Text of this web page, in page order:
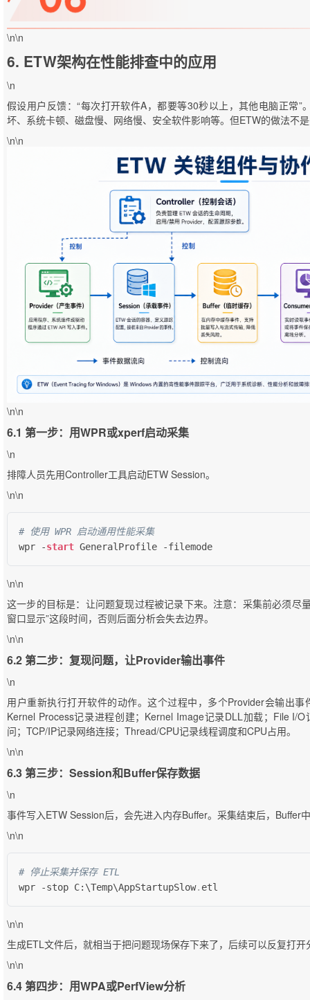
\n\n
6. ETW架构在性能排查中的应用
\n
假设用户反馈：“每次打开软件A，都要等30秒以上，其他电脑正常”
坏、系统卡顿、磁盘慢、网络慢、安全软件影响等。但ETW的做法不
\n\n
\n\n
6.1 第一步：用WPR或xperf启动采集
\n
排障人员先用Controller工具启动ETW Session。
\n\n
# 使用 WPR 启动通用性能采集
wpr
-start GeneralProfile -filemode
\n\n
这一步的目标是：让问题复现过程被记录下来。注意：采集前必须尽
窗口显示”这段时间，否则后面分析会失去边界。
\n\n
6.2 第二步：复现问题，让Provider输出事件
\n
用户重新执行打开软件的动作。这个过程中，多个Provider会输出
Kernel Process记录进程创建；Kernel Image记录DLL加载；File I/
问；TCP/IP记录网络连接；Thread/CPU记录线程调度和CPU占用。
\n\n
6.3 第三步：Session和Buffer保存数据
\n
事件写入ETW Session后，会先进入内存Buffer。采集结束后，Buffer
\n\n
# 停止采集并保存 ETL
wpr
-stop C:\Temp\AppStartupSlow. etl
\n\n
生成ETL文件后，就相当于把问题现场保存下来了，后续可以反复打开
\n\n
6.4 第四步：用WPA或PerfView分析